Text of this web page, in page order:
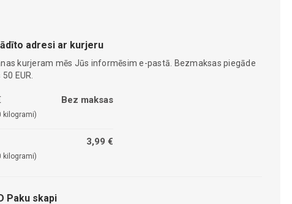
adresi ar kurjeru
kurjeram mēs Jūs informēsim e-pastā. Bezmaksas piegāde
EUR.
kilogrami)
Bez maksas
kilogrami)
3,99 €
Paku skapi